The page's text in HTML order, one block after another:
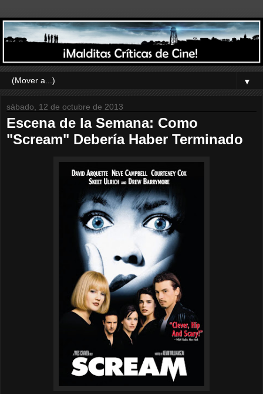
▼
sábado, 12 de octubre de 2013
Escena de la Semana: Como
"Scream" Debería Haber Terminado